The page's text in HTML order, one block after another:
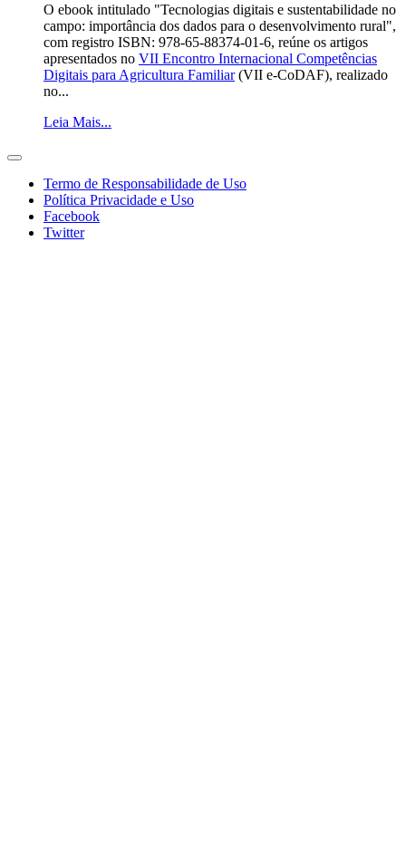
O ebook intitulado "Tecnologias digitais e sustentabilidade no
campo: importância dos dados para o desenvolvimento rural",
com registro ISBN: 978-65-88374-01-6, reúne os artigos
apresentados no VII Encontro Internacional Competências
Digitais para Agricultura Familiar(VII e-CoDAF), realizado
no...
Leia Mais...
Termo de Responsabilidade de Uso
Política Privacidade e Uso
Facebook
Twitter